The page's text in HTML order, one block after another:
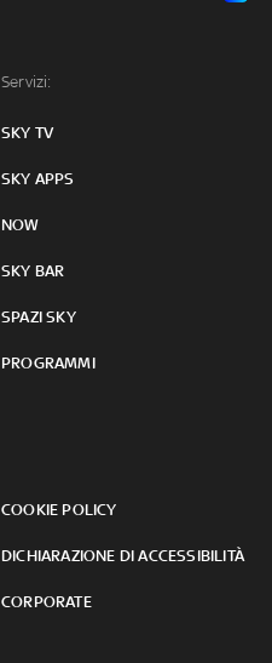
Servizi:
SKY TV
SKY APPS
NOW
SKY BAR
SPAZI SKY
PROGRAMMI
COOKIE POLICY
DICHIARAZIONE DI ACCESSIBILITÀ
CORPORATE